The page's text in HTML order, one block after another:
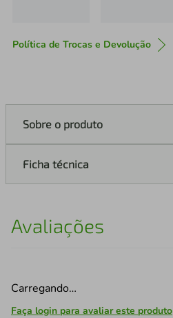
Política de Trocas e Devolução
Sobre o produto
Ficha técnica
Avaliações
Carregando…
Faça login para avaliar este produto